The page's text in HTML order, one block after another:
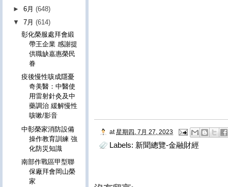
at 星期四, 7月 27, 2023
Labels: 新聞總覽-金融財經
►6月(648)
▼7月(614)
彰化榮服處拜會緞
帶王企業 感謝提
供職缺嘉惠榮民
眷
疫後慢性咳成隱憂
奇美醫：中醫使
用雷射針灸及中
藥調治 緩解慢性
咳嗽/影音
中彰榮家消防設備
操作教育訓練 強
化防災知識
南部作戰區甲型聯
保廠拜會岡山榮
家